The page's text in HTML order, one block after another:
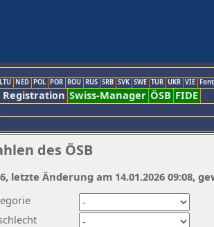
LTU NED POL POR ROU RUS SRB SVK SWE TUR UKR VIE
Registration Swiss-Manager ÖSB FIDE
des ÖSB
letzte Änderung am 14.01.2026 09:08,